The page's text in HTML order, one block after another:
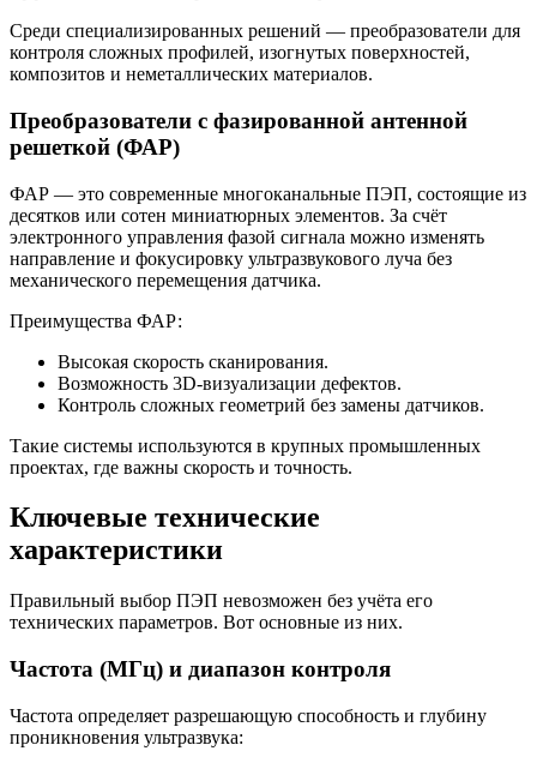
Среди специализированных решений — преобразователи для
контроля сложных профилей, изогнутых поверхностей,
композитов и неметаллических материалов.
Преобразователи с фазированной антенной
решеткой (ФАР)
ФАР — это современные многоканальные ПЭП, состоящие из
десятков или сотен миниатюрных элементов. За счёт
электронного управления фазой сигнала можно изменять
направление и фокусировку ультразвукового луча без
механического перемещения датчика.
Преимущества ФАР:
Высокая скорость сканирования.
Возможность 3D-визуализации дефектов.
Контроль сложных геометрий без замены датчиков.
Такие системы используются в крупных промышленных
проектах, где важны скорость и точность.
Ключевые технические
характеристики
Правильный выбор ПЭП невозможен без учёта его
технических параметров. Вот основные из них.
Частота (МГц) и диапазон контроля
Частота определяет разрешающую способность и глубину
проникновения ультразвука: